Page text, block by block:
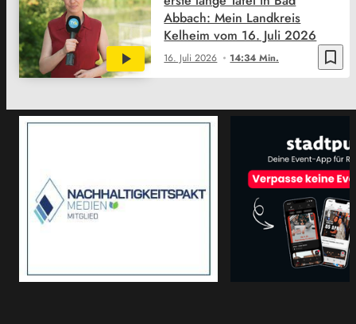
bookmark_border
16. Juli 2026 14:34 Min.
Abbach: Mein Landkreis
Kelheim vom 16. Juli 2026